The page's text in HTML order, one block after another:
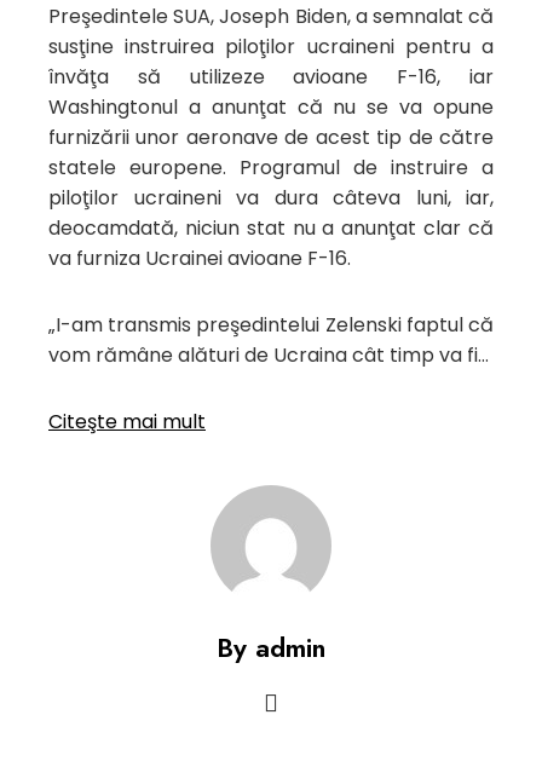
Preşedintele SUA, Joseph Biden, a semnalat că
susţine instruirea piloţilor ucraineni pentru a
învăţa să utilizeze avioane F-16, iar
Washingtonul a anunţat că nu se va opune
furnizării unor aeronave de acest tip de către
statele europene. Programul de instruire a
piloţilor ucraineni va dura câteva luni, iar,
deocamdată, niciun stat nu a anunţat clar că
va furniza Ucrainei avioane F-16.
„I-am transmis preşedintelui Zelenski faptul că
vom rămâne alături de Ucraina cât timp va fi…
Citeşte mai mult
By admin